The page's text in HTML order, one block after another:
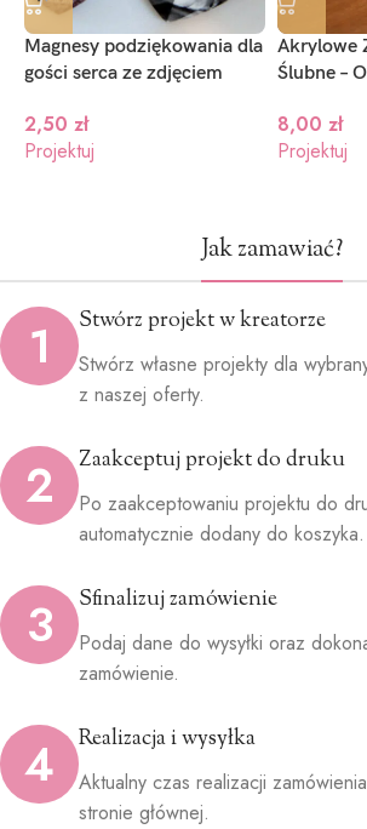
Magnesy podziękowania dla
gości serca ze zdjęciem
2,50 zł
Projektuj
Akrylowe
Ślubne –
8,00 zł
Projektuj
Jak zamawiać?
1 Stwórz projekt w kreatorze
Stwórz własne projekty dla
z naszej oferty.
2 Zaakceptuj projekt do druku
Po zaakceptowaniu projektu do
automatycznie dodany do koszyka.
3 Sfinalizuj zamówienie
Podaj dane do wysyłki oraz
zamówienie.
4 Realizacja i wysyłka
Aktualny czas realizacji
stronie głównej.